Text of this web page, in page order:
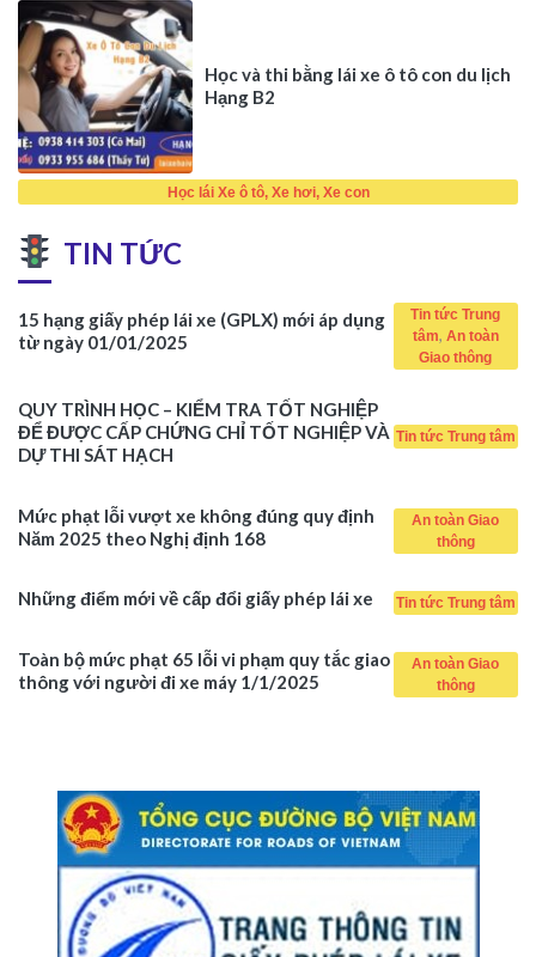
Học và thi bằng lái xe ô tô con du lịch
Hạng B2
Học lái Xe ô tô, Xe hơi, Xe con
TIN TỨC
15 hạng giấy phép lái xe (GPLX) mới áp dụng
từ ngày 01/01/2025
Tin tức Trung
tâm, An toàn
Giao thông
QUY TRÌNH HỌC – KIỂM TRA TỐT NGHIỆP
ĐỂ ĐƯỢC CẤP CHỨNG CHỈ TỐT NGHIỆP VÀ
DỰ THI SÁT HẠCH
Tin tức Trung tâm
Mức phạt lỗi vượt xe không đúng quy định
Năm 2025 theo Nghị định 168
An toàn Giao
thông
Những điểm mới về cấp đổi giấy phép lái xe Tin tức Trung tâm
Toàn bộ mức phạt 65 lỗi vi phạm quy tắc giao
thông với người đi xe máy 1/1/2025
An toàn Giao
thông